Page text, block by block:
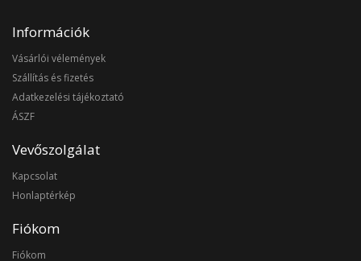
Információk
Vásárlói vélemények
Szállítás és fizetés
Adatkezelési tájékoztató
ÁSZF
Vevőszolgálat
Kapcsolat
Honlaptérkép
Fiókom
Fiókom